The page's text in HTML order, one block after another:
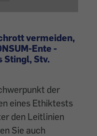
vermeiden,
Ente -
Stingl, Stv.
der
eines Ethiktests
den Leitlinien
Sie auch